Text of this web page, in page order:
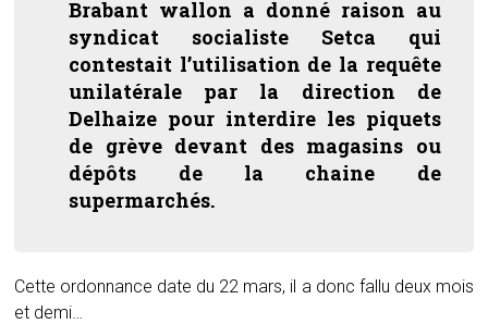
Brabant wallon a donné raison au
syndicat socialiste Setca qui
contestait l’utilisation de la requête
unilatérale par la direction de
Delhaize pour interdire les piquets
de grève devant des magasins ou
dépôts de la chaine de
supermarchés.
Cette ordonnance date du 22 mars, il a donc fallu deux mois
et demi…